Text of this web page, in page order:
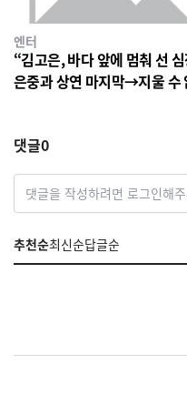
엔터
“김고은, 바다 앞에 멈춰 선
은중과 상연 마지막→지울 수
댓글0
댓글을 작성하려면 로그인해
추천순최신순답글순